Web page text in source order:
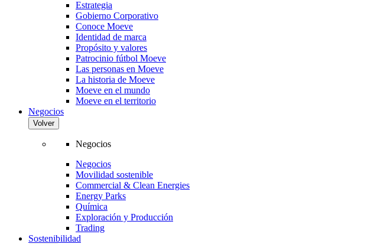
Estrategia
Gobierno Corporativo
Conoce Moeve
Identidad de marca
Propósito y valores
Patrocinio fútbol Moeve
Las personas en Moeve
La historia de Moeve
Moeve en el mundo
Moeve en el territorio
Negocios
Volver
Negocios
Negocios
Movilidad sostenible
Commercial & Clean Energies
Energy Parks
Química
Exploración y Producción
Trading
Sostenibilidad